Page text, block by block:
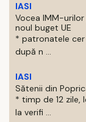
IASI
Vocea IMM-
noul buget UE
* patronatele
după n ...
IASI
Sătenii din
* timp de 12
la verifi ...